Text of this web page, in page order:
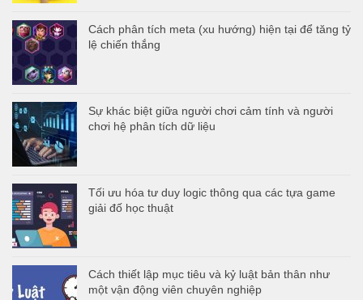
Cách phân tích meta (xu hướng) hiện tại để tăng tỷ
lệ chiến thắng
Sự khác biệt giữa người chơi cảm tính và người
chơi hệ phân tích dữ liệu
Tối ưu hóa tư duy logic thông qua các tựa game
giải đố học thuật
Cách thiết lập mục tiêu và kỷ luật bản thân như
một vận động viên chuyên nghiệp